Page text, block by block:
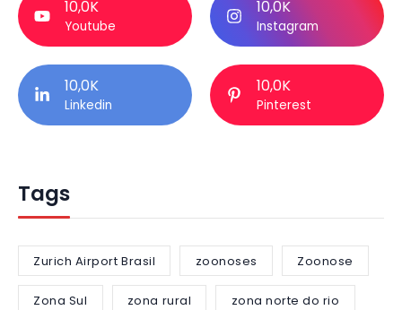
10,0K
Youtube
10,0K
Instagram
10,0K
Linkedin
10,0K
Pinterest
Tags
Zurich Airport Brasil zoonoses Zoonose
Zona Sul zona rural zona norte do rio